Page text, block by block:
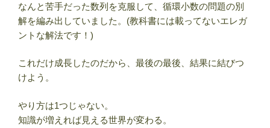
なんと苦手だった数列を克服して、循環小数の問題の別
解を編み出していました。(教科書には載ってないエレガ
ントな解法です！)
これだけ成長したのだから、最後の最後、結果に結びつ
けよう。
やり方は1つじゃない。
知識が増えれば見える世界が変わる。